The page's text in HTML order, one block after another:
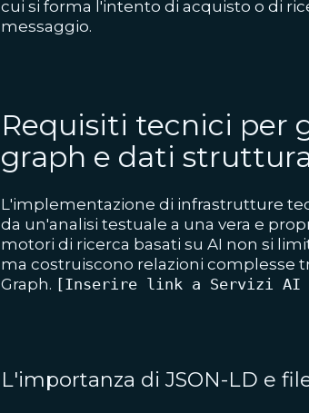
cui si forma l'intento di acquisto o di
messaggio.
Requisiti tecnici per
graph e dati
L'implementazione di infrastrutture
da un'analisi testuale a una vera e
motori di ricerca basati su AI non si
ma costruiscono relazioni complesse
Graph. [Inserire link a Servizi AI e
L'importanza di JSON-LD e